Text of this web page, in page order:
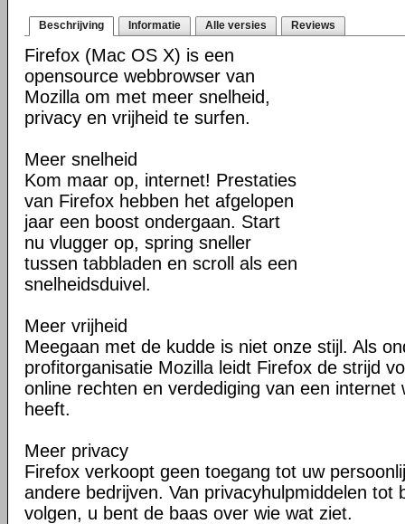
Beschrijving Informatie Alle versies Reviews
Firefox (Mac OS X) is een
opensource webbrowser van
Mozilla om met meer snelheid,
privacy en vrijheid te surfen.
Meer snelheid
Kom maar op, internet! Prestaties
van Firefox hebben het afgelopen
jaar een boost ondergaan. Start
nu vlugger op, spring sneller
tussen tabbladen en scroll als een
snelheidsduivel.
Meer vrijheid
Meegaan met de kudde is niet onze stijl. Als
profitorganisatie Mozilla leidt Firefox de strijd
online rechten en verdediging van een internet
heeft.
Meer privacy
Firefox verkoopt geen toegang tot uw
andere bedrijven. Van privacyhulpmiddelen tot
volgen, u bent de baas over wie wat ziet.